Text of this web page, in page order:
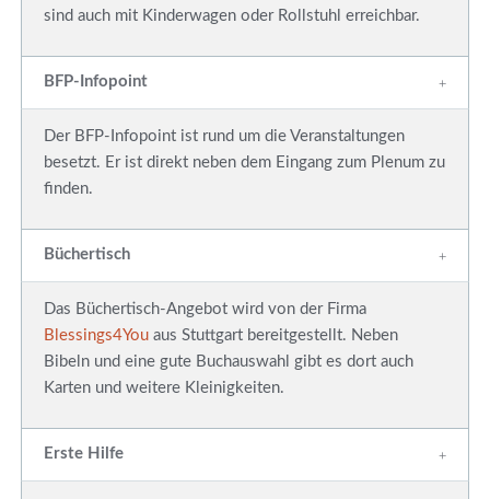
sind auch mit Kinderwagen oder Rollstuhl erreichbar.
BFP-Infopoint
Der BFP-Infopoint ist rund um die Veranstaltungen
besetzt. Er ist direkt neben dem Eingang zum Plenum zu
finden.
Büchertisch
Das Büchertisch-Angebot wird von der Firma
Blessings4Youaus Stuttgart bereitgestellt. Neben
Bibeln und eine gute Buchauswahl gibt es dort auch
Karten und weitere Kleinigkeiten.
Erste Hilfe